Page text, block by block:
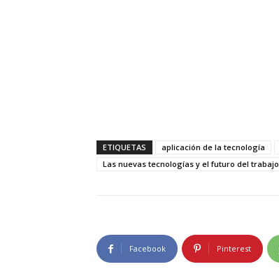
ETIQUETAS aplicación de la tecnología
Las nuevas tecnologías y el futuro del trabajo
Facebook Pinterest